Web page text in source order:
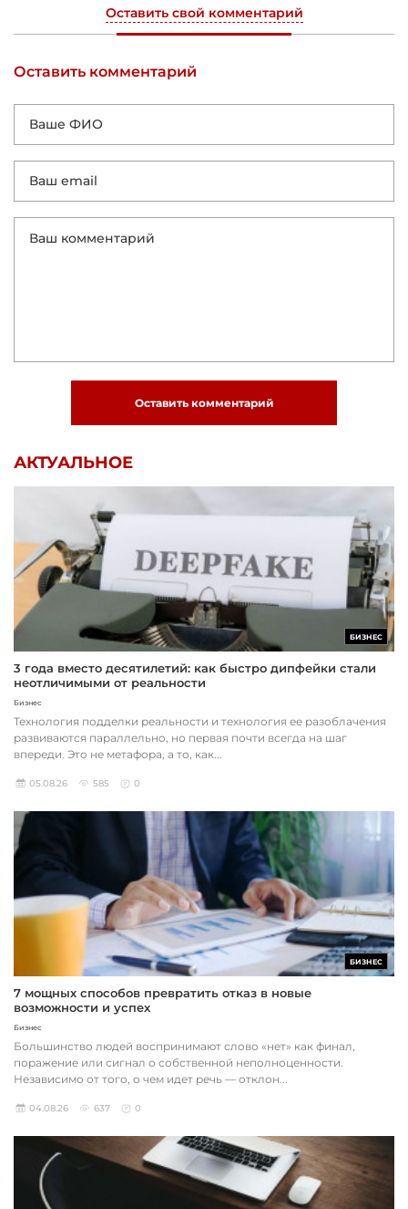
Оставить свой комментарий
Оставить комментарий
Оставить комментарий
АКТУАЛЬНОЕ
БИЗНЕС
3 года вместо десятилетий: как быстро дипфейки стали
неотличимыми от реальности
Бизнес
Технология подделки реальности и технология ее разоблачения
развиваются параллельно, но первая почти всегда на шаг
впереди. Это не метафора, а то, как...
05.08.26 585 0
БИЗНЕС
7 мощных способов превратить отказ в новые
возможности и успех
Бизнес
Большинство людей воспринимают слово «нет» как финал,
поражение или сигнал о собственной неполноценности.
Независимо от того, о чем идет речь — отклон...
04.08.26 637 0